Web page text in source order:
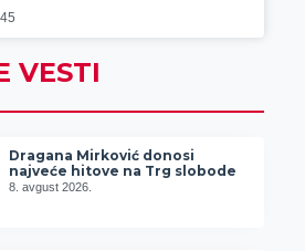
VESTI
Dragana Mirković donosi
najveće hitove na Trg slobode
8. avgust 2026.